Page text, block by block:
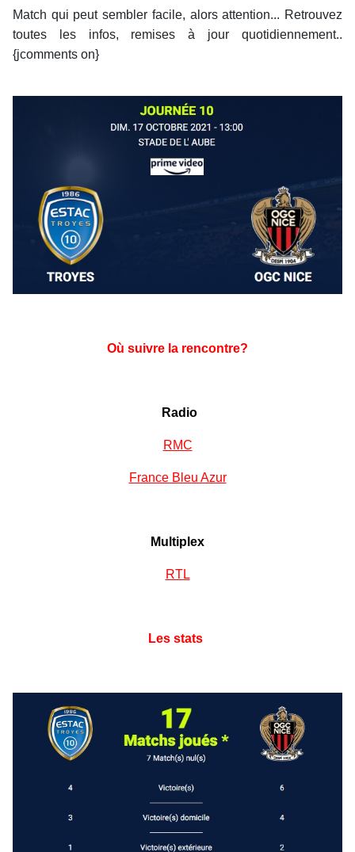
Match qui peut sembler facile, alors attention... Retrouvez
toutes les infos, remises à jour quotidiennement..
{jcomments on}
Où suivre la rencontre?
Radio
RMC
France Bleu Azur
Multiplex
RTL
Les stats